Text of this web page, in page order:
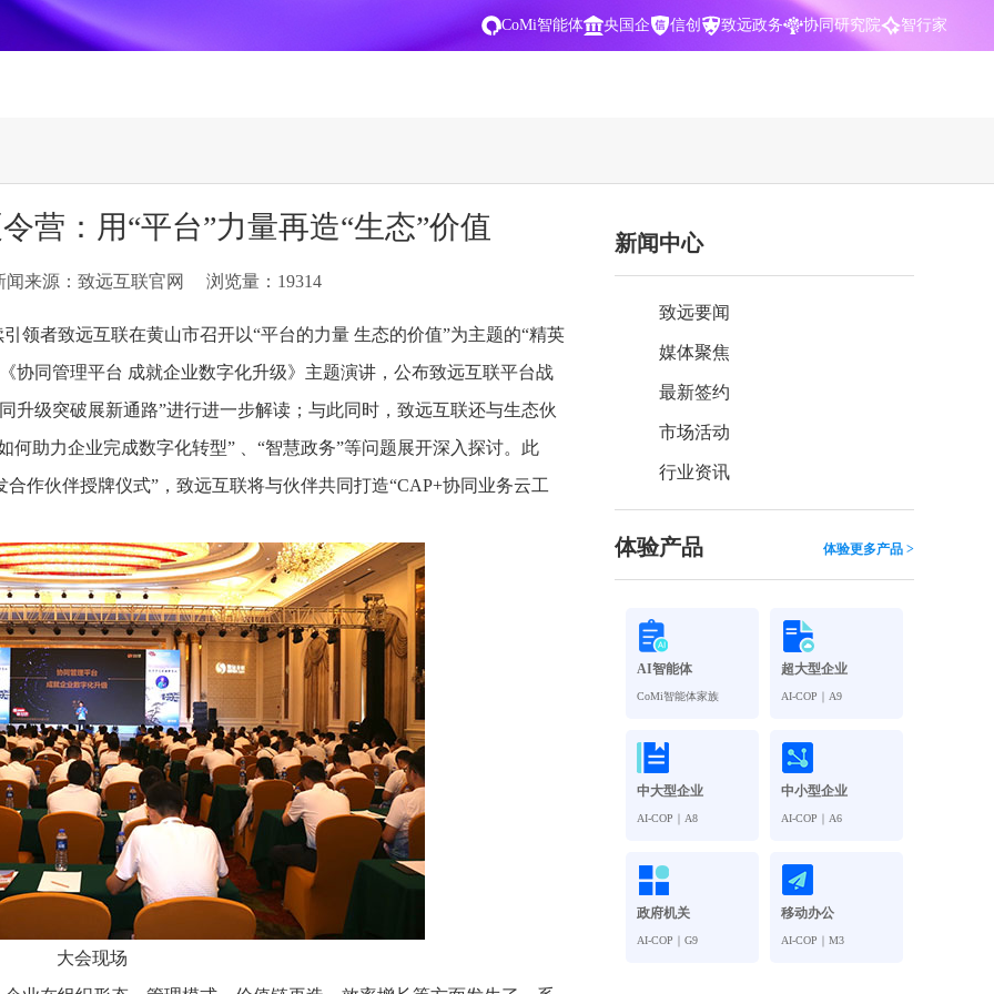
CoMi智能体 央国企 信创 致远政务 协同研究院 智行家
新一代AI智能体家族
CoMi Builder CoMi APP
Agent驱动，千人千面，高效办公
滚动查看更多
协同运营与业务创新深度融合
央国企一体化 文事会一体化
让数字资产为企业运营管理决策提供
信创
安全可控的信创 全面适配
专精特新
助力专精特新企业实力进阶 构建一体化协同运营管理平台
运营商解决方案
推进数字政府和数字企业转型
集团管控
支撑集团治理、控制与宏观管理
智能风控合规
安全生产
点线面结合，安全风险管控新策略
穿透式监管
数智驱动，全域穿透
穿透式智能合同
穿透式智能科技
全级次穿透，数智驱动科技管理
HR人力资源管理
数智赋能人力，全域一体管控 企业人力穿透合规管控
人业财一体化
数智合规管控 数据驱动经营
新闻中心
致远要闻
媒体聚焦
最新签约
市场活动
行业资讯
体验产品 体验更多产品 >
AI智能体
CoMi智能体家族
超大型企业
AI-COP｜A9
中大型企业
AI-COP｜A8
中小型企业
AI-COP｜A6
政府机关
AI-COP｜G9
移动办公
AI-COP｜M3
营：用“平台”力量再造“生态”价值
闻来源：致远互联官网 浏览量：19314
领者致远互联在黄山市召开以“平台的力量 生态的价值”为主题的“精英
协同管理平台 成就企业数字化升级》主题演讲，公布致远互联平台战
升级突破展新通路”进行进一步解读；与此同时，致远互联还与生态伙
何助力企业完成数字化转型” 、“智慧政务”等问题展开深入探讨。此
作伙伴授牌仪式”，致远互联将与伙伴共同打造“CAP+协同业务云工
大会现场